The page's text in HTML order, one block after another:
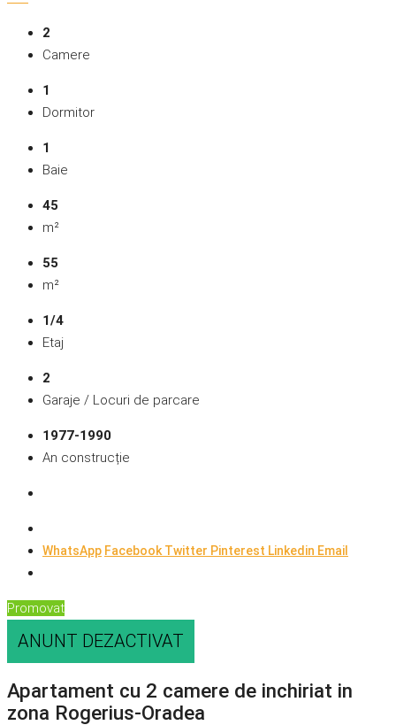
2
Camere
1
Dormitor
1
Baie
45
m²
55
m²
1/4
Etaj
2
Garaje / Locuri de parcare
1977-1990
An construcție
WhatsApp FacebookTwitter Pinterest Linkedin Email
Promovat
ANUNT DEZACTIVAT
Apartament cu 2 camere de inchiriat in
zona Rogerius-Oradea